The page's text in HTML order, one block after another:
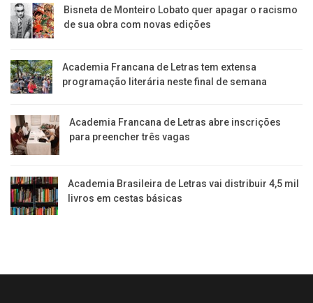
Bisneta de Monteiro Lobato quer apagar o racismo
de sua obra com novas edições
Academia Francana de Letras tem extensa
programação literária neste final de semana
Academia Francana de Letras abre inscrições
para preencher três vagas
Academia Brasileira de Letras vai distribuir 4,5 mil
livros em cestas básicas